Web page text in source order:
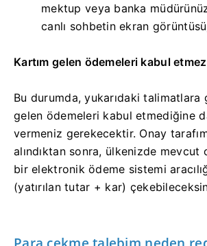
mektup veya banka
canlı sohbetin ekran
Kartım gelen ödemeleri kabul
Bu durumda, yukarıdaki talimatlara
gelen ödemeleri kabul etmediğine
vermeniz gerekecektir. Onay
alındıktan sonra, ülkenizde mevcut
bir elektronik ödeme sistemi
(yatırılan tutar + kar)